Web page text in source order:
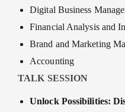
Digital Business
Financial Analysis and
Brand and Marketing
Accounting
TALK SESSION
Unlock Possibilities: